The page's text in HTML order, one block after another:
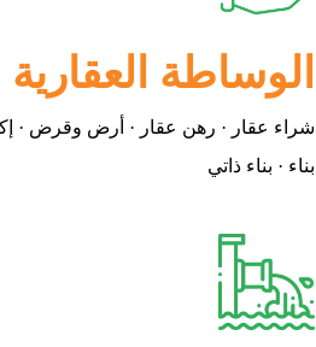
الوساطة العقارية
شراء عقار · رهن عقار · أرض وقرض ·
بناء · بناء ذاتي